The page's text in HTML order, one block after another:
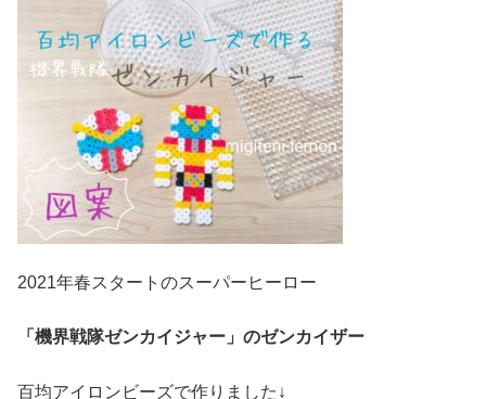
2021年春スタートのスーパーヒーロー
「機界戦隊ゼンカイジャー」のゼンカイザー
百均アイロンビーズで作りました↓